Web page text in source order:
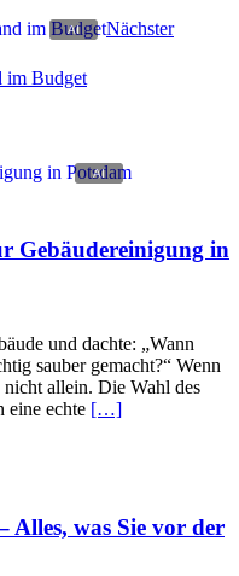
Nächster
im Budget
Gebäudereinigung in
und dachte: „Wann
sauber gemacht?“ Wenn
allein. Die Wahl des
eine echte […]
was Sie vor der